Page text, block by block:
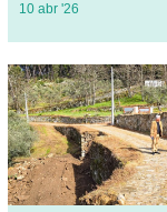
10 abr '26